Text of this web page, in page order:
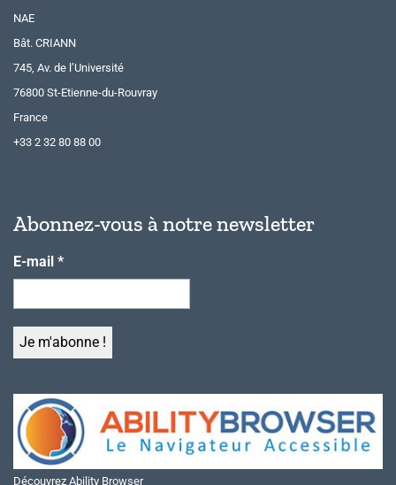
NAE
Bât. CRIANN
745, Av. de l’Université
76800 St-Etienne-du-Rouvray
France
+33 2 32 80 88 00
Abonnez-vous à notre newsletter
E-mail *
Découvrez Ability Browser